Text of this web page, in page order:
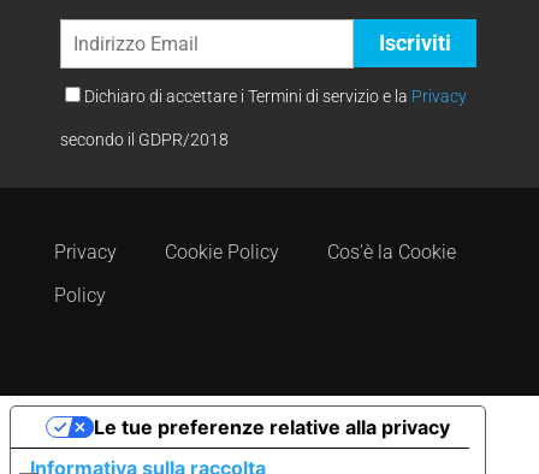
Dichiaro di accettare i Termini di servizio e la Privacy
secondo il GDPR/2018
Privacy Cookie Policy
Cos'è la Cookie
Policy
Informativa sulla raccolta
Le tue preferenze relative alla privacy